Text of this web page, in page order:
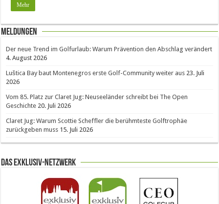
Mehr
Meldungen
Der neue Trend im Golfurlaub: Warum Prävention den Abschlag verändert
4. August 2026
Luštica Bay baut Montenegros erste Golf-Community weiter aus 23. Juli
2026
Vom 85. Platz zur Claret Jug: Neuseeländer schreibt bei The Open
Geschichte 20. Juli 2026
Claret Jug: Warum Scottie Scheffler die berühmteste Golftrophäe
zurückgeben muss 15. Juli 2026
Das Exklusiv-Netzwerk